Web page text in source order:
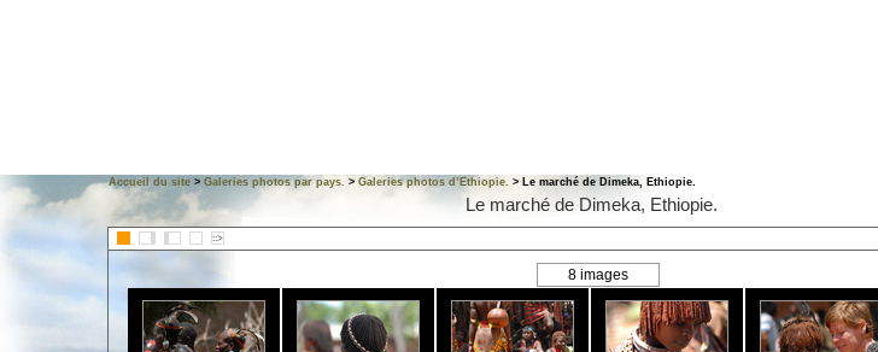
Accueil du site > Galeries photos par pays. > Galeries photos d’Ethiopie. > Le marché de Dimeka, Ethiopie.
Le marché de Dimeka, Ethiopie.
::>
8 images